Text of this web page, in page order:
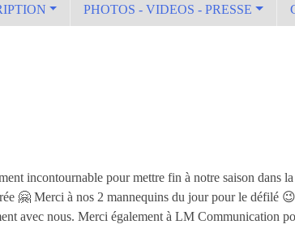
PHOTOS - VIDEOS - PRESSE
incontournable pour mettre fin à notre saison dans
🤗 Merci à nos 2 mannequins du jour pour le défilé
avec nous. Merci également à LM Communication